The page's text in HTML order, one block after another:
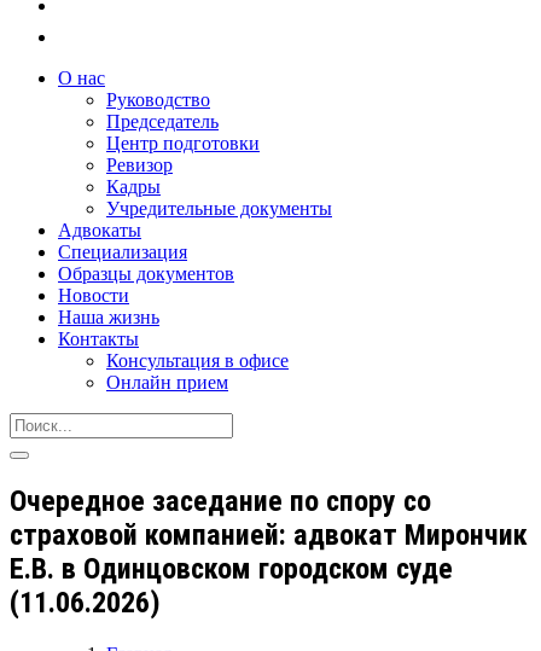
О нас
Руководство
Председатель
Центр подготовки
Ревизор
Кадры
Учредительные документы
Адвокаты
Специализация
Образцы документов
Новости
Наша жизнь
Контакты
Консультация в офисе
Онлайн прием
Очередное заседание по спору со
страховой компанией: адвокат Мирончик
Е.В. в Одинцовском городском суде
(11.06.2026)